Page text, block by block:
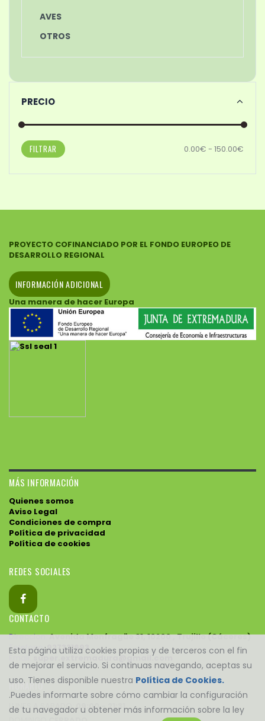
Esta página utiliza cookies propias y de terceros con el fin
de mejorar el servicio. Si continuas navegando, aceptas su
uso. Tienes disponible nuestra Política de Cookies.
.Puedes informarte sobre cómo cambiar la configuración
de tu navegador u obtener más información sobre la ley
AVES
OTROS
PRECIO
FILTRAR 0.00€ - 150.00€
PROYECTO COFINANCIADO POR EL FONDO EUROPEO DE
DESARROLLO REGIONAL
INFORMACIÓN ADICIONAL
Una manera de hacer Europa
MÁS INFORMACIÓN
Quienes somos
Aviso Legal
Condiciones de compra
Política de privacidad
Política de cookies
REDES SOCIALES
CONTACTO
Direccion:Avenida Monfragüe 31, 10200 , Trujillo (Cáceres)
Telefono: 927321693
Email:
super.extremadura@gmail.com
HORARIO
LUNES A SABADO:09:00 - 21:31